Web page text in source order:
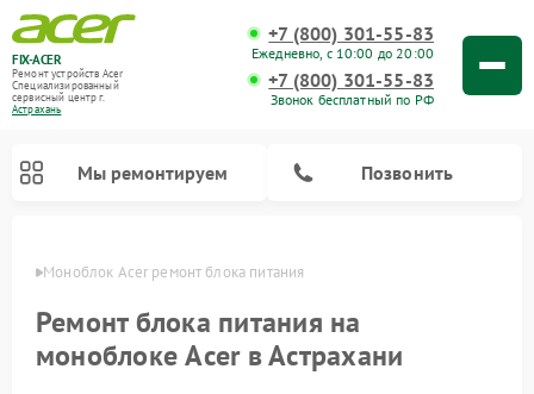
FIX-ACER
Ремонт устройств Acer
Специализированный
cервисный центр г.
Астрахань
+7 (800) 301-55-83
Ежедневно, с 10:00 до 20:00
+7 (800) 301-55-83
Звонок бесплатный по РФ
Мы ремонтируем Позвонить
Моноблок Acer ремонт блока питания
Ремонт блока питания на
моноблоке Acer в Астрахани